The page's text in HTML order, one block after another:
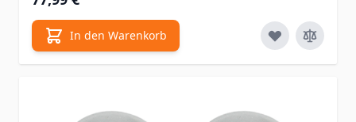
In den Warenkorb